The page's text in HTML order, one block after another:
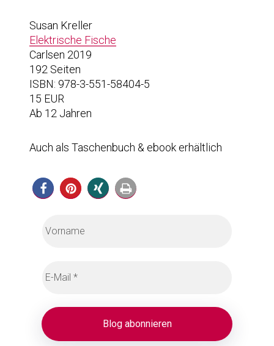
Susan Kreller
Elektrische Fische
Carlsen 2019
192 Seiten
ISBN: 978-3-551-58404-5
15 EUR
Ab 12 Jahren
Auch als Taschenbuch & ebook erhältlich